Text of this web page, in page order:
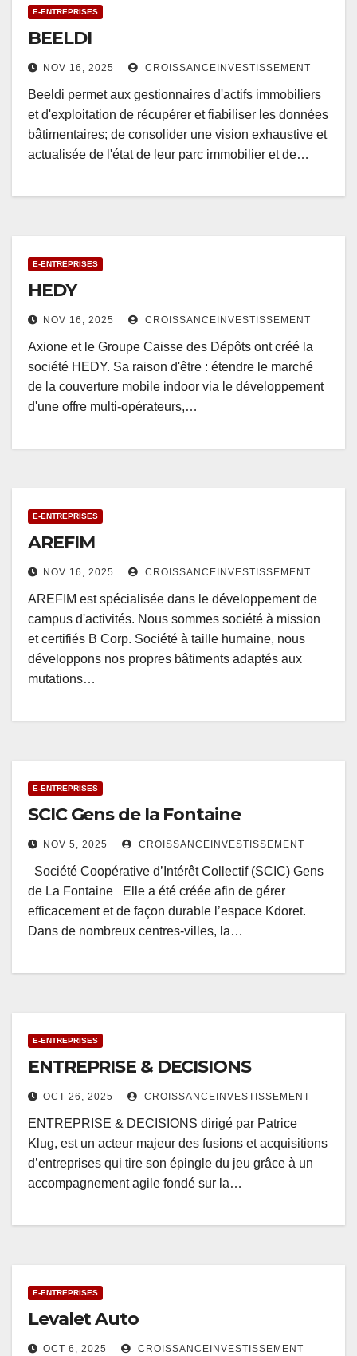
E-ENTREPRISES
BEELDI
NOV 16, 2025 CROISSANCEINVESTISSEMENT
Beeldi permet aux gestionnaires d'actifs immobiliers
et d'exploitation de récupérer et fiabiliser les données
bâtimentaires; de consolider une vision exhaustive et
actualisée de l'état de leur parc immobilier et de…
E-ENTREPRISES
HEDY
NOV 16, 2025 CROISSANCEINVESTISSEMENT
Axione et le Groupe Caisse des Dépôts ont créé la
société HEDY. Sa raison d'être : étendre le marché
de la couverture mobile indoor via le développement
d'une offre multi-opérateurs,…
E-ENTREPRISES
AREFIM
NOV 16, 2025 CROISSANCEINVESTISSEMENT
AREFIM est spécialisée dans le développement de
campus d'activités. Nous sommes société à mission
et certifiés B Corp. Société à taille humaine, nous
développons nos propres bâtiments adaptés aux
mutations…
E-ENTREPRISES
SCIC Gens de la Fontaine
NOV 5, 2025 CROISSANCEINVESTISSEMENT
Société Coopérative d’Intérêt Collectif (SCIC) Gens
de La Fontaine Elle a été créée afin de gérer
efficacement et de façon durable l’espace Kdoret.
Dans de nombreux centres-villes, la…
E-ENTREPRISES
ENTREPRISE & DECISIONS
OCT 26, 2025 CROISSANCEINVESTISSEMENT
ENTREPRISE & DECISIONS dirigé par Patrice
Klug, est un acteur majeur des fusions et acquisitions
d’entreprises qui tire son épingle du jeu grâce à un
accompagnement agile fondé sur la…
E-ENTREPRISES
Levalet Auto
OCT 6, 2025 CROISSANCEINVESTISSEMENT